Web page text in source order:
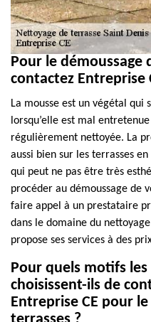
Pour le démoussage
contactez Entreprise
La mousse est un végétal qui
lorsqu’elle est mal
régulièrement nettoyée. La
aussi bien sur les terrasses
qui peut ne pas être très
procéder au démoussage de
faire appel à un prestataire
dans le domaine du
propose ses services à des
Pour quels motifs
choisissent-ils de
Entreprise CE pour